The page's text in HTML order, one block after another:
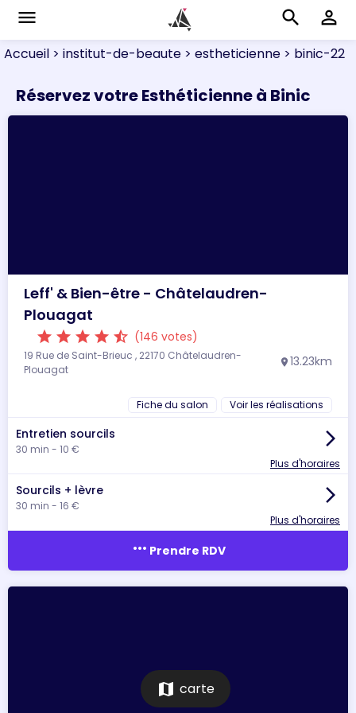
menu search perm_identity
Accueil > institut-de-beaute > estheticienne > binic-22
Réservez votre Esthéticienne à Binic
Leff' & Bien-être - Châtelaudren-
Plouagat
star star star star star_half (146 votes)
19 Rue de Saint-Brieuc , 22170 Châtelaudren-
Plouagat
location_on 13.23km
Fiche du salon Voir les réalisations
Entretien sourcils
30 min - 10 €
arrow_forward_ios
Plus d'horaires
Sourcils + lèvre
30 min - 16 €
arrow_forward_ios
Plus d'horaires
more_horiz Prendre RDV
map carte